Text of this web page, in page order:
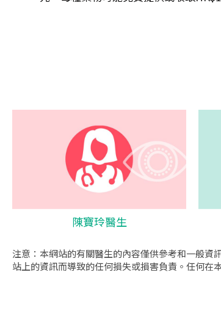
陳寶玲醫生
注意：本網站的有關醫生的內容僅供參考和一般
站上的資訊而導致的任何損失或損害負責。任何在